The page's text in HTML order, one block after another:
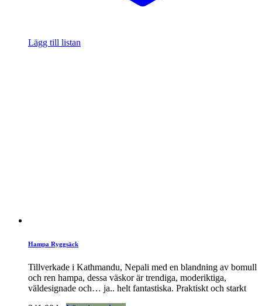
Lägg till listan
Hampa Ryggsäck
Tillverkade i Kathmandu, Nepali med en blandning av bomull
och ren hampa, dessa väskor är trendiga, moderiktiga,
väldesignade och… ja.. helt fantastiska. Praktiskt och starkt